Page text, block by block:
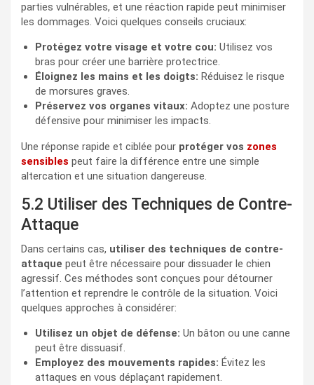
parties vulnérables, et une réaction rapide peut minimiser
les dommages. Voici quelques conseils cruciaux:
Protégez votre visage et votre cou: Utilisez vos
bras pour créer une barrière protectrice.
Éloignez les mains et les doigts: Réduisez le risque
de morsures graves.
Préservez vos organes vitaux: Adoptez une posture
défensive pour minimiser les impacts.
Une réponse rapide et ciblée pour protéger vos zones
sensibles peut faire la différence entre une simple
altercation et une situation dangereuse.
5.2 Utiliser des Techniques de Contre-
Attaque
Dans certains cas, utiliser des techniques de contre-
attaque peut être nécessaire pour dissuader le chien
agressif. Ces méthodes sont conçues pour détourner
l’attention et reprendre le contrôle de la situation. Voici
quelques approches à considérer:
Utilisez un objet de défense: Un bâton ou une canne
peut être dissuasif.
Employez des mouvements rapides: Évitez les
attaques en vous déplaçant rapidement.